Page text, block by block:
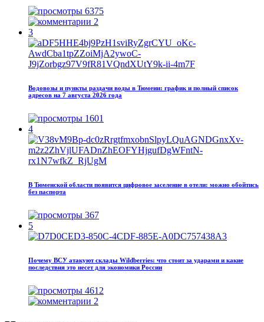
6375
2
3
Водовозы и пункты раздачи воды в Тюмени: график и полный список
адресов на 7 августа 2026 года
1601
4
В Тюменской области появится цифровое заселение в отели: можно обойтись
без паспорта
367
5
Почему ВСУ атакуют склады Wildberries: что стоит за ударами и какие
последствия это несет для экономики России
4612
2